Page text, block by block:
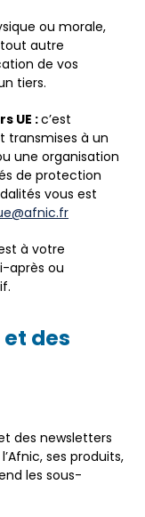
ou morale,
autre
de vos
tiers.
UE :c’est
transmises à un
une organisation
de protection
vous est
à votre
après ou
des
des newsletters
ses produits,
les sous-